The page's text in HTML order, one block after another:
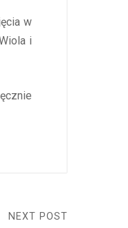
w
i
NEXT POST